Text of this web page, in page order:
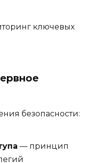
ключевых
безопасности:
— принцип